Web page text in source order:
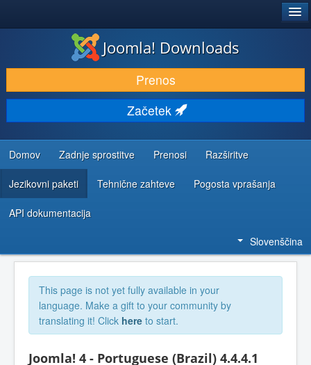
PRENESI IN RAZŠIRI
ODKRIJTE & IZVEJTE
SKUPNOST IN PODPORA
VIRI ZA RAZVIJALCE
Joomla! Downloads
Prenos
Začetek
Domov Zadnje sprostitve Prenosi Razširitve
Jezikovni paketi Tehnične zahteve Pogosta vprašanja
API dokumentacija
Slovenščina
This page is not yet fully available in your
language. Make a gift to your community by
translating it! Click here to start.
Joomla! 4 - Portuguese (Brazil) 4.4.4.1